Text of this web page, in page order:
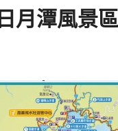
日月潭風景